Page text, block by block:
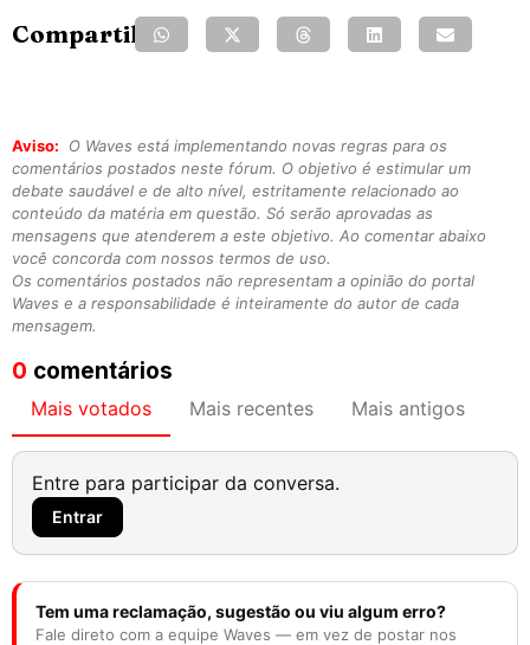
Compartilhe:
Aviso:
O Waves está implementando novas regras para os
comentários postados neste fórum. O objetivo é estimular um
debate saudável e de alto nível, estritamente relacionado ao
conteúdo da matéria em questão. Só serão aprovadas as
mensagens que atenderem a este objetivo. Ao comentar abaixo
você concorda com nossos termos de uso.
Os comentários postados não representam a opinião do portal
Waves e a responsabilidade é inteiramente do autor de cada
mensagem.
0 comentários
Mais votados Mais recentes Mais antigos
Entre para participar da conversa.
Entrar
Tem uma reclamação, sugestão ou viu algum erro?
Fale direto com a equipe Waves — em vez de postar nos